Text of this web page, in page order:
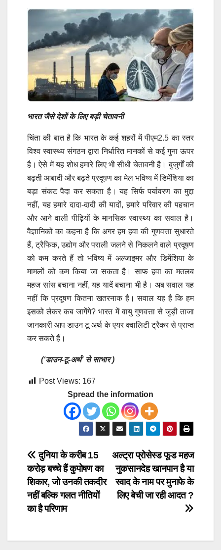
भारत जैसे देशों के लिए बड़ी चेतावनी
चिंता की बात है कि भारत के कई शहरों में पीएम2.5 का स्तर
विश्व स्वास्थ्य संगठन द्वारा निर्धारित मानकों से कई गुना ऊपर
है। ऐसे में यह शोध हमारे लिए भी सीधी चेतावनी है। बुजुर्गों की
बढ़ती आबादी और बढ़ते प्रदूषण का मेल भविष्य में डिमेंशिया का
बड़ा संकट पैदा कर सकता है। यह सिर्फ पर्यावरण का मुद्दा
नहीं, यह हमारे दादा-दादी की यादों, हमारे परिवार की पहचान
और आने वाली पीढ़ियों के मानसिक स्वास्थ्य का सवाल है।
वैज्ञानिकों का कहना है कि अगर हम हवा की गुणवत्ता सुधारते
हैं, ट्रैफिक, उद्योग और पराली जलने से निकलने वाले प्रदूषण
को कम करते हैं तो भविष्य में अल्जाइमर और डिमेंशिया के
मामलों को कम किया जा सकता है। साफ हवा का मतलब
महज सांस बचाना नहीं, यह यादें बचाना भी है। अब सवाल यह
नहीं कि प्रदूषण कितना खतरनाक है। सवाल यह है कि हम
इसको लेकर कब जागेंगे? भारत में वायु गुणवत्ता से जुड़ी ताजा
जानकारी आप डाउन टू अर्थ के एयर क्वालिटी ट्रैकर से प्राप्त
कर सकते हैं।
(‘डाउन-टू-अर्थ’ से साभार )
Post Views: 167
Spread the information
Post
navigation
अल्ट्रा प्रोसेस्ड फूड महज
नुकसानदेह खानपान है या
स्वाद के नाम पर मुनाफे के
लिए बेची जा रही आदत ?
दुनिया के करीब 15
करोड़ बच्चे हैं कुपोषण का
शिकार, जो उनकी तकदीर
नहीं बल्कि गलत नीतियों
का है परिणाम